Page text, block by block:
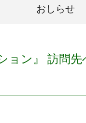
おしらせ
ョン』 訪問先